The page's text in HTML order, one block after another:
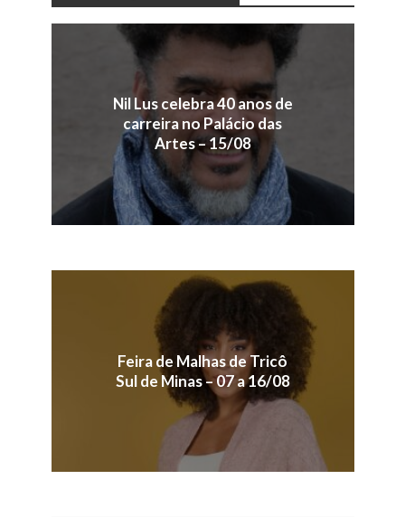
Nil Lus celebra 40 anos de
carreira no Palácio das
Artes – 15/08
Feira de Malhas de Tricô
Sul de Minas – 07 a 16/08